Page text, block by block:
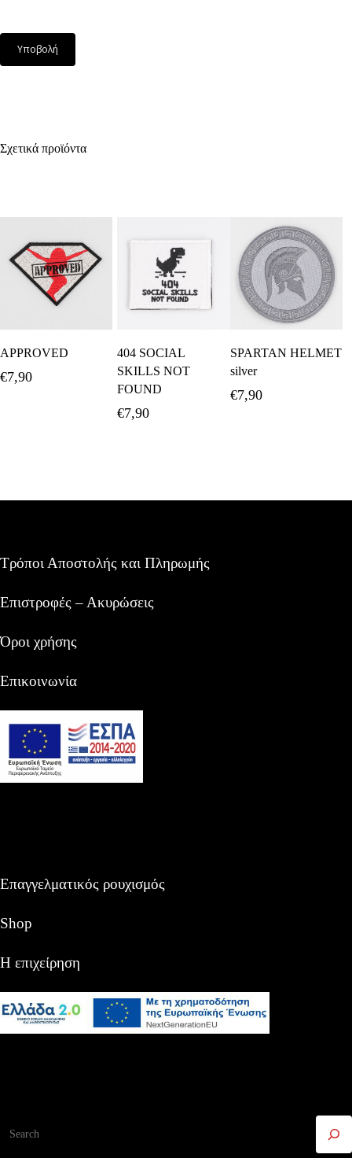
Σχετικά προϊόντα
APPROVED
€7,90
Καλάθι
404 SOCIAL
SKILLS NOT
FOUND
€7,90
SPARTAN HELMET
silver
€7,90
Τρόποι Αποστολής και Πληρωμής
Επιστροφές – Ακυρώσεις
Όροι χρήσης
Επικοινωνία
Επαγγελματικός ρουχισμός
Shop
Η επιχείρηση